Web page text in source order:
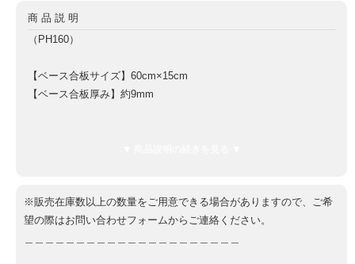
商品説明
（PH160）
【ベース合板サイズ】60cm×15cm
【ベース合板厚み】約9mm
※販売在庫数以上の数量をご用意できる場合がありますので、ご希
望の際はお問い合わせフォームからご連絡ください。